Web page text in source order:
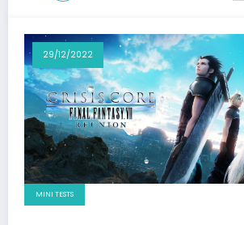
29/12/2022
MINI TESTS